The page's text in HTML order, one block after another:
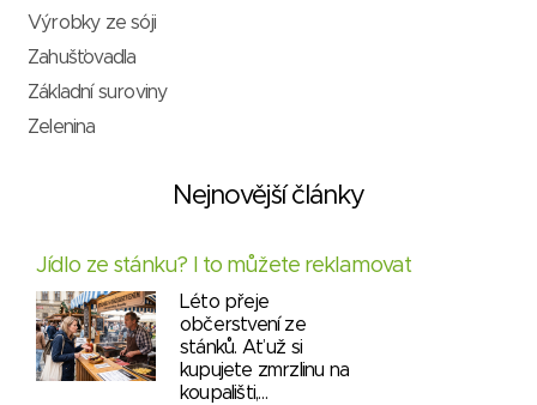
Výrobky ze sóji
Zahušťovadla
Základní suroviny
Zelenina
Nejnovější články
Jídlo ze stánku? I to můžete reklamovat
Léto přeje
občerstvení ze
stánků. Ať už si
kupujete zmrzlinu na
koupališti,…